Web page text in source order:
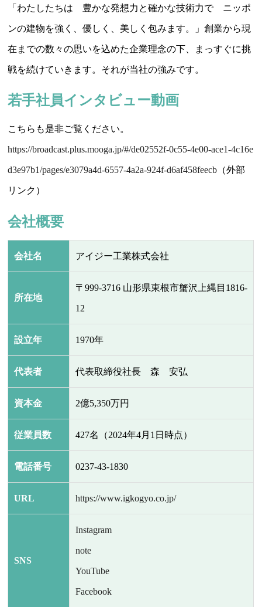
「わたしたちは 豊かな発想力と確かな技術力で ニッポ
ンの建物を強く、優しく、美しく包みます。」創業から現
在までの数々の思いを込めた企業理念の下、まっすぐに挑
戦を続けていきます。それが当社の強みです。
若手社員インタビュー動画
こちらも是非ご覧ください。
https://broadcast.plus.mooga.jp/#/de02552f-0c55-4e00-ace1-4c16e
d3e97b1/pages/e3079a4d-6557-4a2a-924f-d6af458feecb （外部
リンク）
会社概要
会社名 アイジー工業株式会社
所在地
〒999-3716 山形県東根市蟹沢上縄目1816-
12
設立年 1970年
代表者 代表取締役社長 森 安弘
資本金 2億5,350万円
従業員数 427名（2024年4月1日時点）
電話番号 0237-43-1830
URL https://www.igkogyo.co.jp/
SNS
Instagram
note
YouTube
Facebook